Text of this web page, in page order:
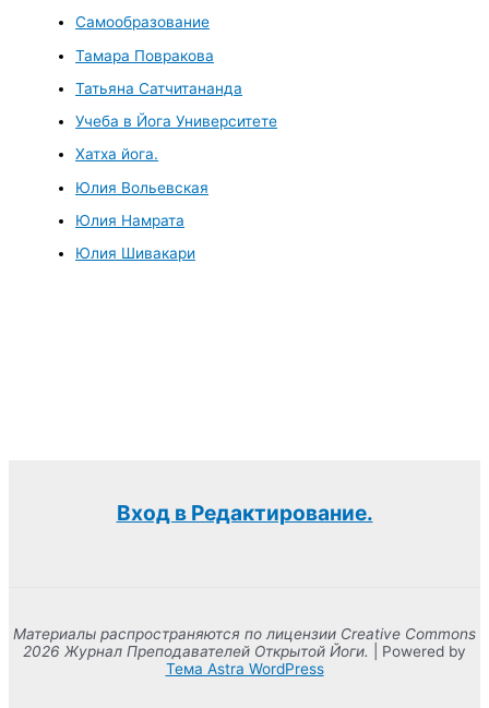
Самообразование
Тамара Повракова
Татьяна Сатчитананда
Учеба в Йога Университете
Хатха йога.
Юлия Вольевская
Юлия Намрата
Юлия Шивакари
Вход в Редактирование.
Материалы распространяются по лицензии Creative Commons
2026 Журнал Преподавателей Открытой Йоги.
| Powered by
Тема Astra WordPress